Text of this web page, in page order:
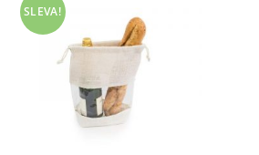
SLEVA!